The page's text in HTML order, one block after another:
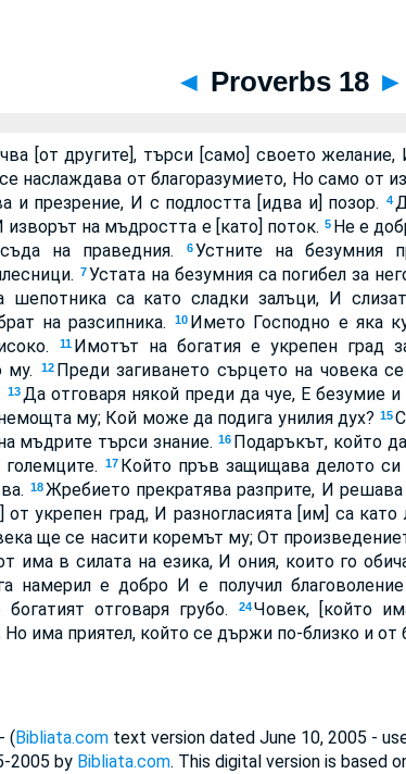
◄ Proverbs 18 ►
[от другите], търси [само] своето
наслаждава от благоразумието, Но само от
и презрение, И с подлостта [идва и] позор.
4
на мъдростта е [като] поток. 5 Не е
на праведния.
6Устните на безумния
7Устата на безумния са погибел за
шепотника са като сладки залъци, И
на разсипника.
10 Името Господно е яка
11 Имотът на богатия е укрепен град
му.
12 Преди загиването сърцето на човека
13Да отговаря някой преди да чуе, Е безумие и
му; Кой може да подига унилия дух? 15
мъдрите търси знание. 16 Подаръкът, който
17 Който пръв защищава делото
18Жребието прекратява разприте, И
от укрепен град, И разногласията [им] са като
ще се насити коремът му; От
има в силата на езика, И ония, които го
намерил е добро И е получил
отговаря грубо.
24Човек, [който
Но има приятел, който се държи по-близко и от
(Bibliata.comtext version dated June 10, 2005 -
2005 by Bibliata.com. This digital version is based